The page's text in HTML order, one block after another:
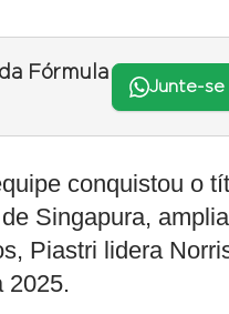
Fórmula
Junte-se
conquistou o
Singapura,
Piastri lidera
2025.